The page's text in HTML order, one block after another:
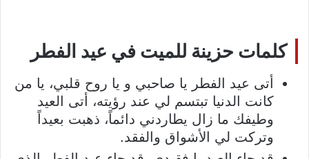
كلمات حزينة للميت في عيد الفطر
أتى عيد الفطر يا صاحبي و يا روح قلبي، يا من
كانت الدنيا تبتسم لي عند رؤيته، أتى العيد
وطيفك ما زال يطاردني دائماً، ذهبت بعيداً
وتركت لي الأشواق والفقد.